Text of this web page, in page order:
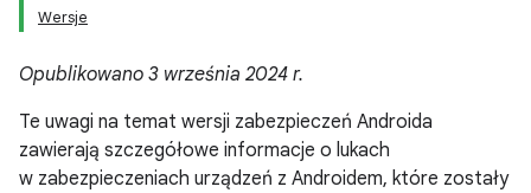
Wersje
Opublikowano 3 września 2024 r.
Te uwagi na temat wersji zabezpieczeń Androida
zawierają szczegółowe informacje o lukach
w zabezpieczeniach urządzeń z Androidem, które zostały